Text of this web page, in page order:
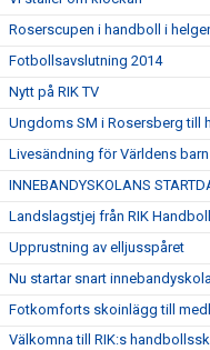
Roserscupen i handboll i
Fotbollsavslutning 2014
Nytt på RIK TV
Ungdoms SM i Rosersberg till
Livesändning för Världens
INNEBANDYSKOLANS
Landslagstjej från RIK
Upprustning av elljusspåret
Nu startar snart
Fotkomforts skoinlägg till
Välkomna till RIK:s